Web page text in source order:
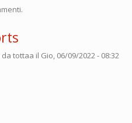
da tottaa il Gio, 06/09/2022 - 08:32